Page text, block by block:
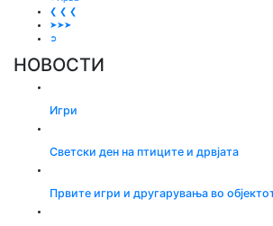
❮ ❮ ❮
➤➤➤
➲
НОВОСТИ
Игри
Светски ден на птиците и дрвјата
Првите игри и другарувања во